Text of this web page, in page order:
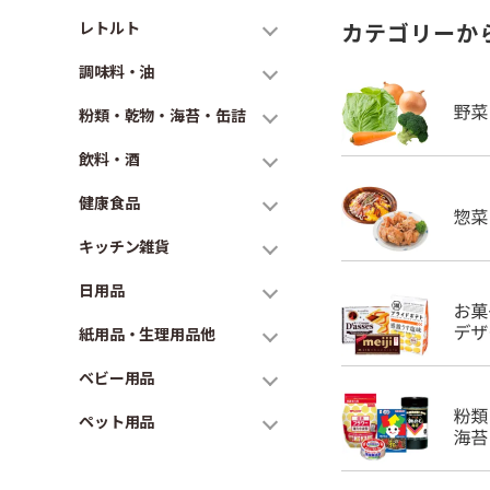
レトルト
調味料・油
粉類・乾物・海苔・缶詰
飲料・酒
健康食品
キッチン雑貨
日用品
紙用品・生理用品他
ベビー用品
ペット用品
カテゴリーか